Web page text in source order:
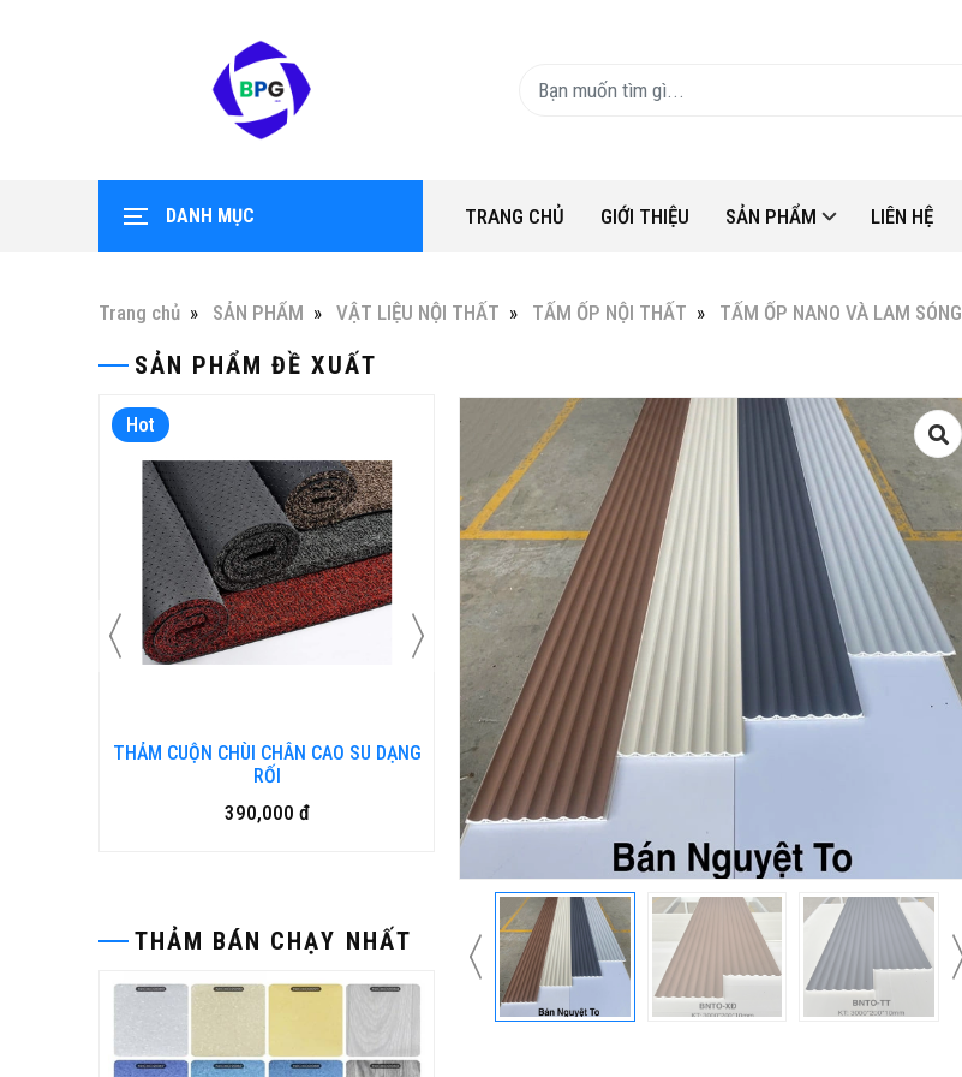
DANH MỤC TRANG CHỦ GIỚI THIỆU SẢN PHẨM LIÊN HỆ
Trang chủ SẢN PHẨM VẬT LIỆU NỘI THẤT TẤM ỐP NỘI THẤT TẤM ỐP NANO VÀ LAM SÓNG
SẢN PHẨM ĐỀ XUẤT
Hot
THẢM CUỘN CHÙI CHÂN CAO SU DẠNG
RỐI
390,000 đ
Bàn ghế gỗ nhựa ngoài trời BP-456
15,500,000 đ
THẢM BÁN CHẠY NHẤT